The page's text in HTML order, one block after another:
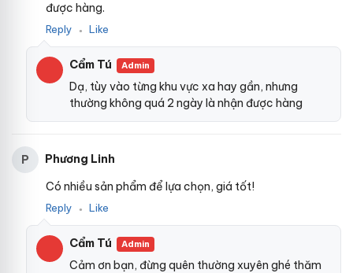
được hàng.
Reply ● Like
Cẩm Tú Admin
Dạ, tùy vào từng khu vực xa hay gần, nhưng
thường không quá 2 ngày là nhận được hàng
P
Phương Linh
Có nhiều sản phẩm để lựa chọn, giá tốt!
Reply ● Like
Cẩm Tú Admin
Cảm ơn bạn, đừng quên thường xuyên ghé thăm